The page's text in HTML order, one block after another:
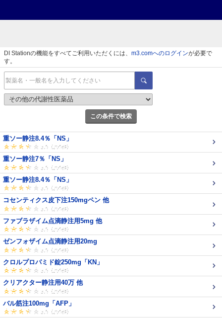
DI Stationの機能をすべてご利用いただくには、 m3.comへのログインが必要で
す。
この条件で検索
重ソー静注8.4％「NS」
重ソー静注7％「NS」
重ソー静注8.4％「NS」
コセンティクス皮下注150mgペン 他
ファブラザイム点滴静注用5mg 他
ゼンフォザイム点滴静注用20mg
クロルプロパミド錠250mg「KN」
クリアクター静注用40万 他
バル筋注100mg「AFP」